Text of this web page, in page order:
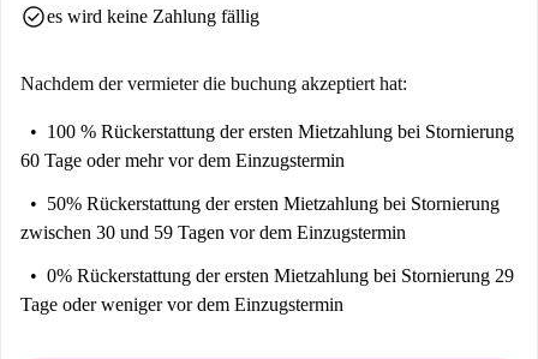
check_circlees wird keine Zahlung fällig
Nachdem der vermieter die buchung akzeptiert hat:
100 % Rückerstattung der ersten Mietzahlung bei Stornierung
60 Tage oder mehr vor dem Einzugstermin
50% Rückerstattung der ersten Mietzahlung bei Stornierung
zwischen 30 und 59 Tagen vor dem Einzugstermin
0% Rückerstattung der ersten Mietzahlung bei Stornierung 29
Tage oder weniger vor dem Einzugstermin